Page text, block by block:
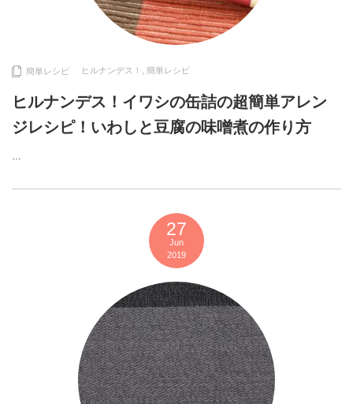
簡単レシピ ヒルナンデス！ 簡単レシピ
ヒルナンデス！イワシの缶詰の超簡単アレン
ジレシピ！いわしと豆腐の味噌煮の作り方
…
27
Jun
2019